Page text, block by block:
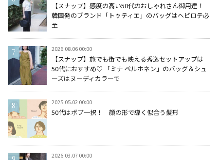
【スナップ】感度の高い50代のおしゃれさん御用達！
韓国発のブランド「トゥティエ」のバッグはヘビロテ必
至
2026.08.06 00:00
【スナップ】旅でも街でも映える秀逸セットアップは
50代におすすめ♡ 「ミナ ペルホネン」のバッグ＆シュ
ーズはヌーディカラーで
2025.05.02 00:00
50代はボブ一択！ 顔の形で導く似合う髪形
2026.03.07 00:00